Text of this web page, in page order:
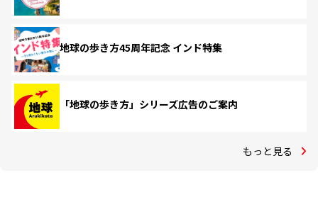
地球の歩き方45周年記念 インド特集
「地球の歩き方」シリーズ広告のご案内
もっと見る